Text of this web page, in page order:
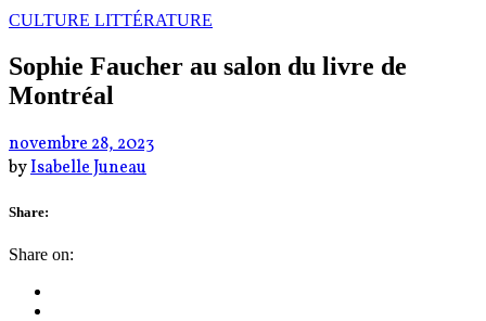
CULTURE LITTÉRATURE
Sophie Faucher au salon du livre de
Montréal
novembre 28, 2023
byIsabelle Juneau
Share:
Share on: